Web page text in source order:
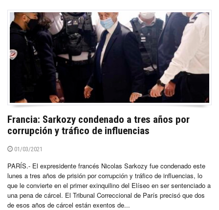
Francia: Sarkozy condenado a tres años por
corrupción y tráfico de influencias
01/03/2021
PARÍS.- El expresidente francés Nicolas Sarkozy fue condenado este
lunes a tres años de prisión por corrupción y tráfico de influencias, lo
que le convierte en el primer exinquilino del Elíseo en ser sentenciado a
una pena de cárcel. El Tribunal Correccional de París precisó que dos
de esos años de cárcel están exentos de...